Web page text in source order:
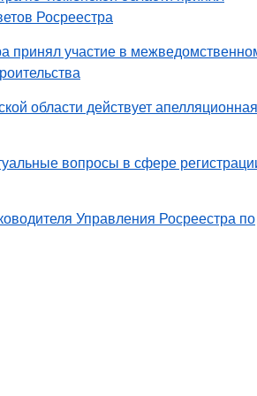
Росреестра
принял участие в
области действует апелляционная
вопросы в сфере
Управления Росреестра по